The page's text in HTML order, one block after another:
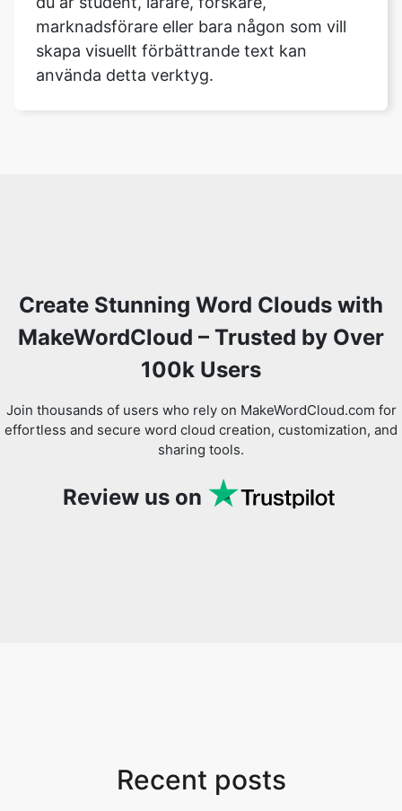
Copy Link
marknadsförare eller bara någon som vill
skapa visuellt förbättrande text kan
använda detta verktyg.
Create Stunning Word Clouds with
MakeWordCloud – Trusted by Over
100k Users
Join thousands of users who rely on MakeWordCloud.com for
effortless and secure word cloud creation, customization, and
sharing tools.
Review us on
Recent posts